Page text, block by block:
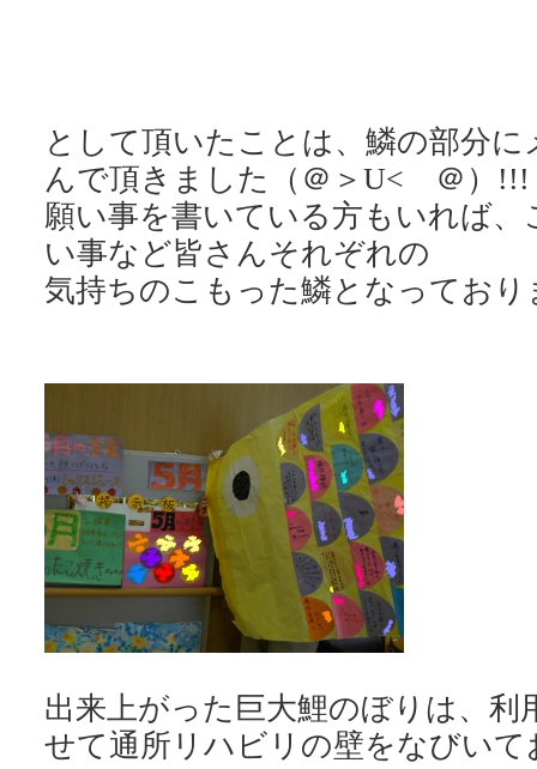
として頂いたことは、鱗の部分
んで頂きました（＠＞U< ＠）!!!
願い事を書いている方もいれば
い事など皆さんそれぞれの
気持ちのこもった鱗となっており
出来上がった巨大鯉のぼりは、利
せて通所リハビリの壁をなびいて